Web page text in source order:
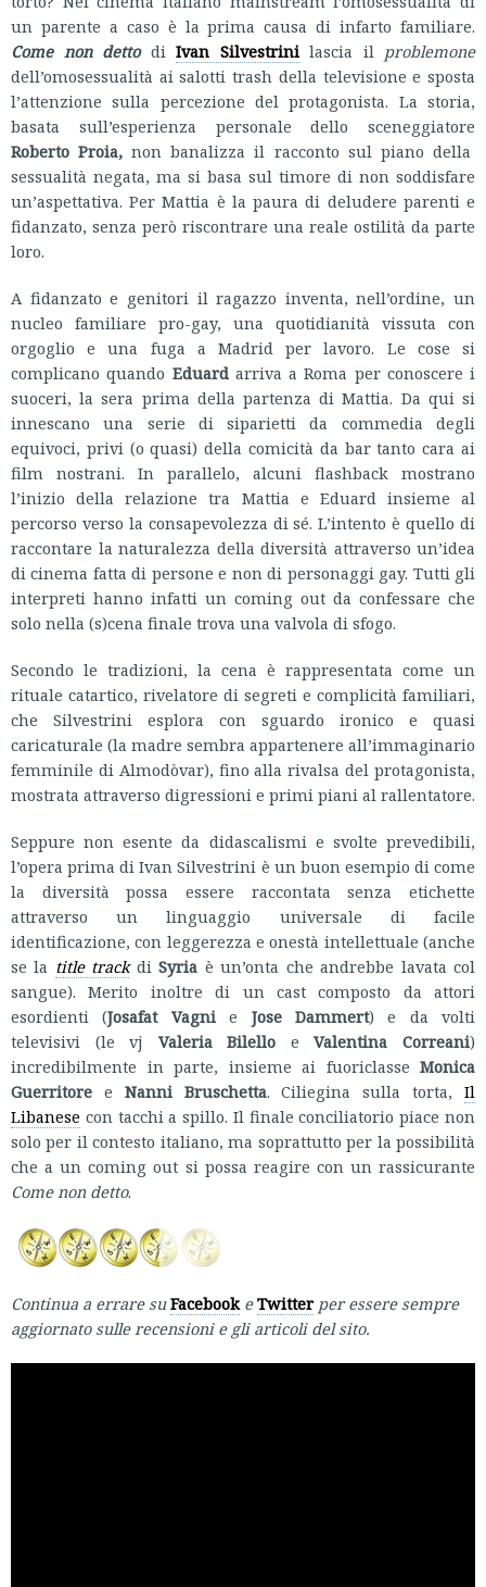
un parente a caso è la prima causa di infarto familiare.
Come non dettodi Ivan Silvestrini lascia il problemone
dell’omosessualità ai salotti trash della televisione e sposta
l’attenzione sulla percezione del protagonista. La storia,
basata sull’esperienza personale dello sceneggiatore
Roberto Proia, non banalizza il racconto sul piano della
sessualità negata, ma si basa sul timore di non soddisfare
un’aspettativa. Per Mattia è la paura di deludere parenti e
fidanzato, senza però riscontrare una reale ostilità da parte
loro.
A fidanzato e genitori il ragazzo inventa, nell’ordine, un
nucleo familiare pro-gay, una quotidianità vissuta con
orgoglio e una fuga a Madrid per lavoro. Le cose si
complicano quando Eduardarriva a Roma per conoscere i
suoceri, la sera prima della partenza di Mattia. Da qui si
innescano una serie di siparietti da commedia degli
equivoci, privi (o quasi) della comicità da bar tanto cara ai
film nostrani. In parallelo, alcuni flashback mostrano
l’inizio della relazione tra Mattia e Eduard insieme al
percorso verso la consapevolezza di sé. L’intento è quello di
raccontare la naturalezza della diversità attraverso un’idea
di cinema fatta di persone e non di personaggi gay. Tutti gli
interpreti hanno infatti un coming out da confessare che
solo nella (s)cena finale trova una valvola di sfogo.
Secondo le tradizioni, la cena è rappresentata come un
rituale catartico, rivelatore di segreti e complicità familiari,
che Silvestrini esplora con sguardo ironico e quasi
caricaturale (la madre sembra appartenere all’immaginario
femminile di Almodòvar), fino alla rivalsa del protagonista,
mostrata attraverso digressioni e primi piani al rallentatore.
Seppure non esente da didascalismi e svolte prevedibili,
l’opera prima di Ivan Silvestrini è un buon esempio di come
la diversità possa essere raccontata senza etichette
attraverso un linguaggio universale di facile
identificazione, con leggerezza e onestà intellettuale (anche
se la title trackdiSyria è un’onta che andrebbe lavata col
sangue). Merito inoltre di un cast composto da attori
esordienti (Josafat Vagnie Jose Dammert) e da volti
televisivi (le vj Valeria Bilello eValentina Correani)
incredibilmente in parte, insieme ai fuoriclasse Monica
Guerritore e Nanni Bruschetta. Ciliegina sulla torta,Il
Libanese con tacchi a spillo. Il finale conciliatorio piace non
solo per il contesto italiano, ma soprattutto per la possibilità
che a un coming out si possa reagire con un rassicurante
Come non detto.
Continua a errare suFacebook eTwitter per essere sempre
aggiornato sulle recensioni e gli articoli del sito.